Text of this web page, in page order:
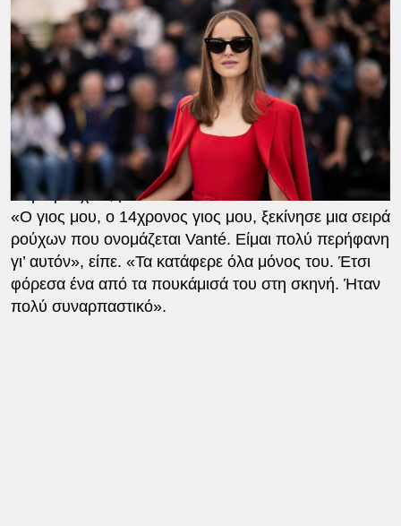
Η στοργική μαμά δεν χάνει στιγμή να καυχηθεί για τα
παιδιά της, παρά το γεγονός ότι τα κρατάει μακριά
από τα φώτα της δημοσιότητας. Τον Ιανουάριο, ενώ
θυμόταν την καλοκαιρινή της στιγμή που έγινε viral
μαζί με τον Role Model στη σκηνή σε μια από τις
εκπομπές του, μοιράστηκε με τον παρουσιαστή
Jimmy Fallon στο The Tonight Show Starring Jimmy
Fallon ότι ο γιος της, Άλεφ, ανέπτυξε τη δική του
σειρά ρούχων, με τίτλο Vanté.
«Ο γιος μου, ο 14χρονος γιος μου, ξεκίνησε μια σειρά
ρούχων που ονομάζεται Vanté. Είμαι πολύ περήφανη
γι’ αυτόν», είπε. «Τα κατάφερε όλα μόνος του. Έτσι
φόρεσα ένα από τα πουκάμισά του στη σκηνή. Ήταν
πολύ συναρπαστικό».